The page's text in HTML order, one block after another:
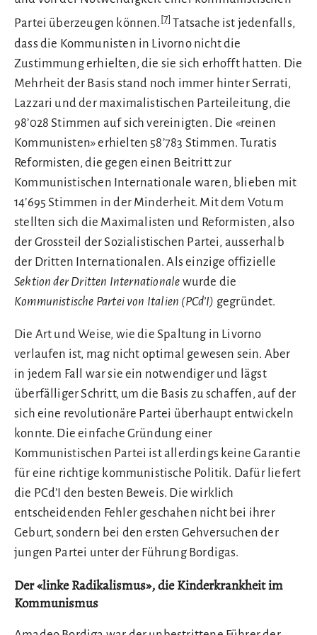
Partei überzeugen können.[7] Tatsache ist jedenfalls,
dass die Kommunisten in Livorno nicht die
Zustimmung erhielten, die sie sich erhofft hatten. Die
Mehrheit der Basis stand noch immer hinter Serrati,
Lazzari und der maximalistischen Parteileitung, die
98’028 Stimmen auf sich vereinigten. Die «reinen
Kommunisten» erhielten 58’783 Stimmen. Turatis
Reformisten, die gegen einen Beitritt zur
Kommunistischen Internationale waren, blieben mit
14’695 Stimmen in der Minderheit. Mit dem Votum
stellten sich die Maximalisten und Reformisten, also
der Grossteil der Sozialistischen Partei, ausserhalb
der Dritten Internationalen. Als einzige offizielle
Sektion der Dritten Internationale wurde die
Kommunistische Partei von Italien (PCd’I) gegründet.
Die Art und Weise, wie die Spaltung in Livorno
verlaufen ist, mag nicht optimal gewesen sein. Aber
in jedem Fall war sie ein notwendiger und lägst
überfälliger Schritt, um die Basis zu schaffen, auf der
sich eine revolutionäre Partei überhaupt entwickeln
konnte. Die einfache Gründung einer
Kommunistischen Partei ist allerdings keine Garantie
für eine richtige kommunistische Politik. Dafür liefert
die PCd’I den besten Beweis. Die wirklich
entscheidenden Fehler geschahen nicht bei ihrer
Geburt, sondern bei den ersten Gehversuchen der
jungen Partei unter der Führung Bordigas.
Der «linke Radikalismus», die Kinderkrankheit im
Kommunismus